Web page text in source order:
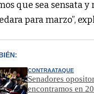
que sea sensata
para marzo”,
CONTRAATAQUE
Senadores
encontramos en